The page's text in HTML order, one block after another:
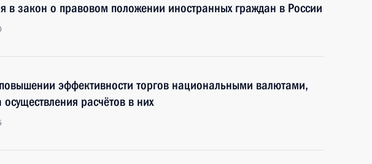
в закон о правовом положении иностранных граждан в России
эффективности торгов национальными валютами,
расчётов в них